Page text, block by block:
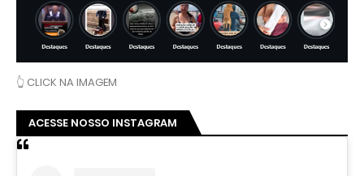
👆 CLICK NA IMAGEM
ACESSE NOSSO INSTAGRAM